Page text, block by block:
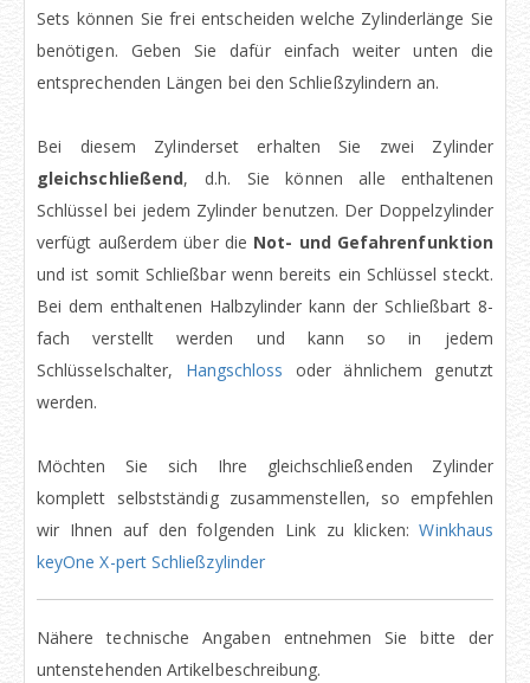
Sets können Sie frei entscheiden welche Zylinderlänge Sie
benötigen. Geben Sie dafür einfach weiter unten die
entsprechenden Längen bei den Schließzylindern an.
Bei diesem Zylinderset erhalten Sie zwei Zylinder
gleichschließend, d.h. Sie können alle enthaltenen
Schlüssel bei jedem Zylinder benutzen. Der Doppelzylinder
verfügt außerdem über die Not- und Gefahrenfunktion
und ist somit Schließbar wenn bereits ein Schlüssel steckt.
Bei dem enthaltenen Halbzylinder kann der Schließbart 8-
fach verstellt werden und kann so in jedem
Schlüsselschalter, Hangschloss oder ähnlichem genutzt
werden.
Möchten Sie sich Ihre gleichschließenden Zylinder
komplett selbstständig zusammenstellen, so empfehlen
wir Ihnen auf den folgenden Link zu klicken:Winkhaus
keyOne X-pert Schließzylinder
Nähere technische Angaben entnehmen Sie bitte der
untenstehenden Artikelbeschreibung.